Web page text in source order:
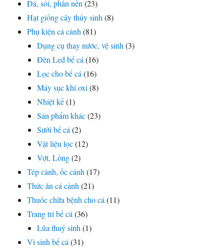
Đá, sỏi, phân nền (23)
Hạt giống cây thủy sinh (8)
Phụ kiện cá cảnh (81)
Dụng cụ thay nước, vệ sinh (3)
Đèn Led bể cá (16)
Lọc cho bể cá (16)
Máy sục khí oxi (8)
Nhiệt kế (1)
Sản phẩm khác (23)
Sưởi bể cá (2)
Vật liệu lọc (12)
Vợt, Lồng (2)
Tép cảnh, ốc cảnh (17)
Thức ăn cá cảnh (21)
Thuốc chữa bệnh cho cá (11)
Trang trí bể cá (36)
Lũa thuỷ sinh (1)
Vi sinh bể cá (31)